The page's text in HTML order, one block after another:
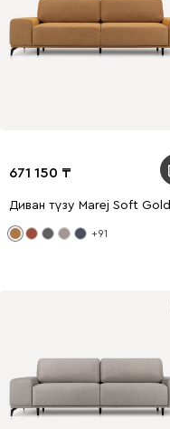
671 150
Диван түзу Marej Soft Gold
+91